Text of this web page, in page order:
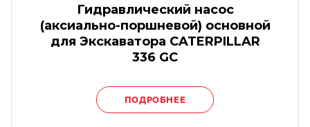
Гидравлический насос
(аксиально-поршневой) основной
для Экскаватора CATERPILLAR
336 GC
ПОДРОБНЕЕ